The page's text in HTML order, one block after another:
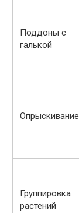
Поддоны с
галькой
Опрыскивание
Группировка
растений